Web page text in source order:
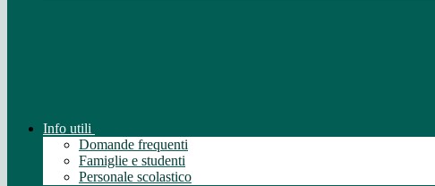
Info utili
Domande frequenti
Famiglie e studenti
Personale scolastico